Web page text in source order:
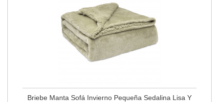
Briebe Manta Sofá Invierno Pequeña Sedalina Lisa Y